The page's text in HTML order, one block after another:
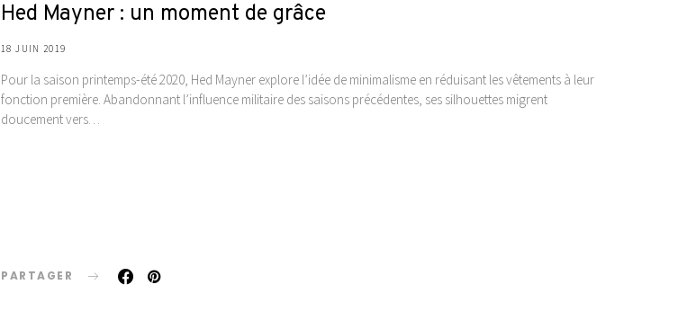
Hed Mayner : un moment de grâce
18 JUIN 2019
Pour la saison printemps-été 2020, Hed Mayner explore l’idée de minimalisme en réduisant les vêtements à leur
fonction première. Abandonnant l’influence militaire des saisons précédentes, ses silhouettes migrent
doucement vers…
PARTAGER